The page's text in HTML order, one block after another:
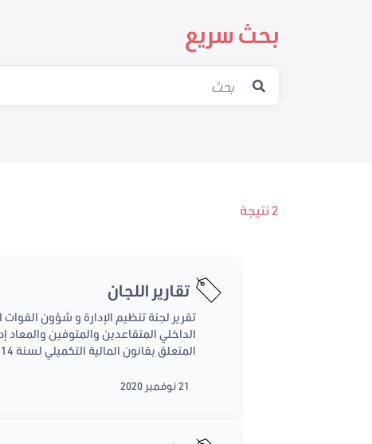
بحث سريع
2 نتيجة
تقارير اللجان
المتعلق بقانون المالية التكميلي لسنة 2014.
21 نوفمبر 2020